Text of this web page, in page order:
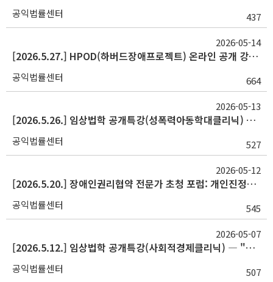
공익법률센터 437
[2026.5.27.] HPOD(하버드장애프로젝트) 온라인 공개 강연- 연사: Jonathan Lazar(Professor/College of Information, University of Maryland)
공익법률센터 664
2026-05-14
[2026.5.26.] 임상법학 공개특강(성폭력아동학대클리닉) ― "색동원 사건을 통해서 본 장애인 성폭력사건의 이해"
공익법률센터 527
2026-05-13
[2026.5.20.] 장애인권리협약 전문가 초청 포럼: 개인진정과 협약 이행점검
공익법률센터 545
2026-05-12
[2026.5.12.] 임상법학 공개특강(사회적경제클리닉) ― "사회적기업이 IPO를 도전하는 이유"
공익법률센터 507
2026-05-07